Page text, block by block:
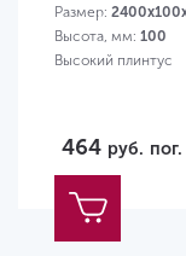
Размер:
Высота, мм: 100
Высокий плинтус
464 руб.